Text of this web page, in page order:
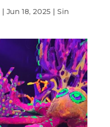
| Jun 18, 2025 | Sin